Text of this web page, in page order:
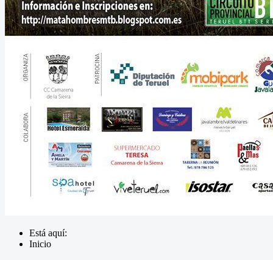
Está aquí:
Inicio